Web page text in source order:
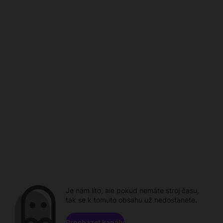
Je nám líto, ale pokud nemáte stroj času,
tak se k tomuto obsahu už nedostanete.